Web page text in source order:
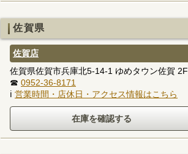
佐賀県
佐賀店
佐賀県佐賀市兵庫北5-14-1 ゆめタウン佐賀 2F
☎ 0952-36-8171
ℹ 営業時間・店休日・アクセス情報はこちら